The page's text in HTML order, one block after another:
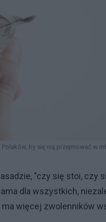
by się nią przejmować w
"czy się stoi, czy
dla wszystkich,
więcej zwolenników